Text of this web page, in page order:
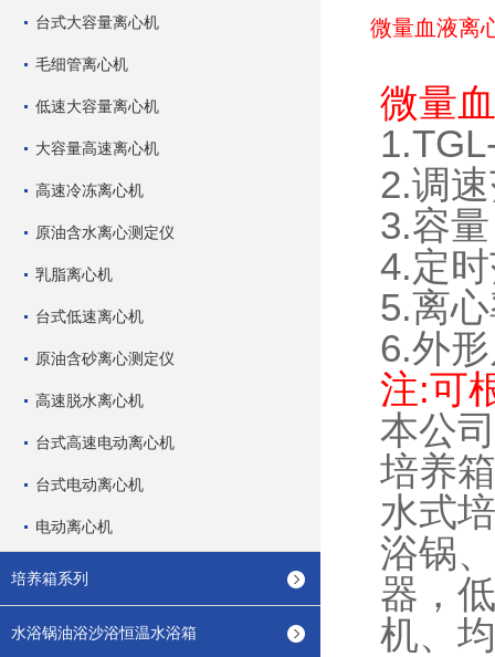
台式大容量离心机
毛细管离心机
低速大容量离心机
大容量高速离心机
高速冷冻离心机
原油含水离心测定仪
乳脂离心机
台式低速离心机
原油含砂离心测定仪
高速脱水离心机
台式高速电动离心机
台式电动离心机
电动离心机
培养箱系列
水浴锅油浴沙浴恒温水浴箱
微量血液离
微量
2.调
3.容
4.定
5.离
6.外
注:可
本公
培养
水式
浴锅
器，
机、